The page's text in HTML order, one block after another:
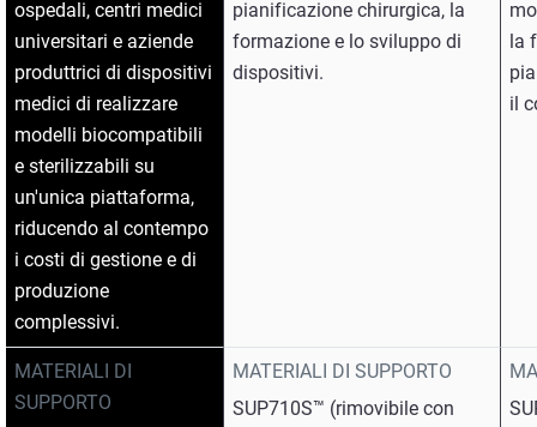
ospedali, centri medici
universitari e aziende
produttrici di dispositivi
medici di realizzare
modelli biocompatibili
e sterilizzabili su
un'unica piattaforma,
riducendo al contempo
i costi di gestione e di
produzione
complessivi.
MATERIALI DI
SUPPORTO
pianificazione chirurgica, la
formazione e lo sviluppo di
dispositivi.
MATERIALI DI SUPPORTO
SUP710S™ (rimovibile con
la
il